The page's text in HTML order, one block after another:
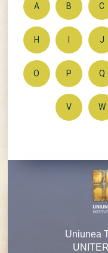
A B C
H J
O P Q
V W
Uniunea